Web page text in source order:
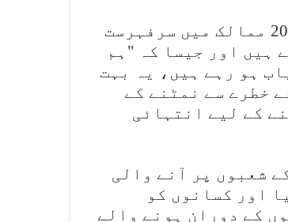
وزیر نے تشویشناک طور پر کہا کہ پاکستان ان 20 ممالک میں سرفہرست
ہیں اور جیسا کہ "ہم
ہو رہے ہیں، یہ بہت
خطرے سے نمٹنے کے
کے لیے انتہائی
شعبوں پر آنے والی
اور کسانوں کو
کے دوران ہونے والے